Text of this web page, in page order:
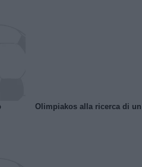
Olimpiakos alla ricerca di